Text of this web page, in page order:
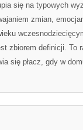
się na typowych
zmian,
zbiorem definicji. To
się płacz, gdy w